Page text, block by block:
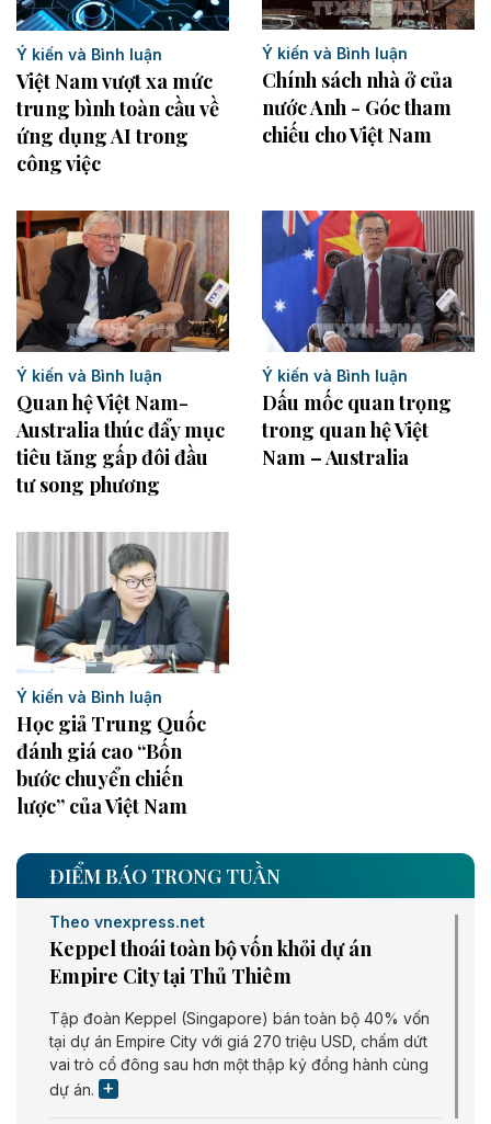
Ý kiến và Bình luận
Việt Nam vượt xa mức
trung bình toàn cầu về
ứng dụng AI trong
công việc
Ý kiến và Bình luận
Chính sách nhà ở của
nước Anh - Góc tham
chiếu cho Việt Nam
Ý kiến và Bình luận
Quan hệ Việt Nam-
Australia thúc đẩy mục
tiêu tăng gấp đôi đầu
tư song phương
Ý kiến và Bình luận
Dấu mốc quan trọng
trong quan hệ Việt
Nam – Australia
Ý kiến và Bình luận
Học giả Trung Quốc
đánh giá cao “Bốn
bước chuyển chiến
lược” của Việt Nam
ĐIỂM BÁO TRONG TUẦN
Theo vnexpress.net
Keppel thoái toàn bộ vốn khỏi dự án
Empire City tại Thủ Thiêm
Tập đoàn Keppel (Singapore) bán toàn bộ 40% vốn
tại dự án Empire City với giá 270 triệu USD, chấm dứt
vai trò cổ đông sau hơn một thập kỷ đồng hành cùng
dự án.